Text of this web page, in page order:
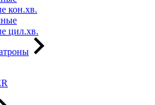
кон.хв.
цил.хв.